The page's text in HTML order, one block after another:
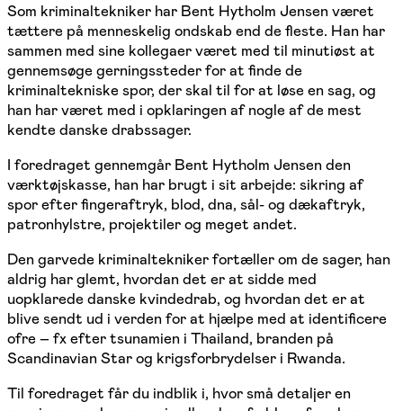
Som kriminaltekniker har Bent Hytholm Jensen været
tættere på menneskelig ondskab end de fleste. Han har
sammen med sine kollegaer været med til minutiøst at
gennemsøge gerningssteder for at finde de
kriminaltekniske spor, der skal til for at løse en sag, og
han har været med i opklaringen af nogle af de mest
kendte danske drabssager.
I foredraget gennemgår Bent Hytholm Jensen den
værktøjskasse, han har brugt i sit arbejde: sikring af
spor efter fingeraftryk, blod, dna, sål- og dækaftryk,
patronhylstre, projektiler og meget andet.
Den garvede kriminaltekniker fortæller om de sager, han
aldrig har glemt, hvordan det er at sidde med
uopklarede danske kvindedrab, og hvordan det er at
blive sendt ud i verden for at hjælpe med at identificere
ofre – fx efter tsunamien i Thailand, branden på
Scandinavian Star og krigsforbrydelser i Rwanda.
Til foredraget får du indblik i, hvor små detaljer en